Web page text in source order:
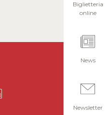
Biglietteria
online
News
Newsletter